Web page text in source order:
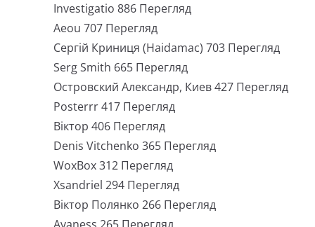
Investigatio 886 Перегляд
Aeou 707 Перегляд
Сергій Криниця (Haidamac) 703 Перегляд
Serg Smith 665 Перегляд
Островский Александр, Киев 427 Перегляд
Posterrr 417 Перегляд
Віктор 406 Перегляд
Denis Vitchenko 365 Перегляд
WoxBox 312 Перегляд
Xsandriel 294 Перегляд
Віктор Полянко 266 Перегляд